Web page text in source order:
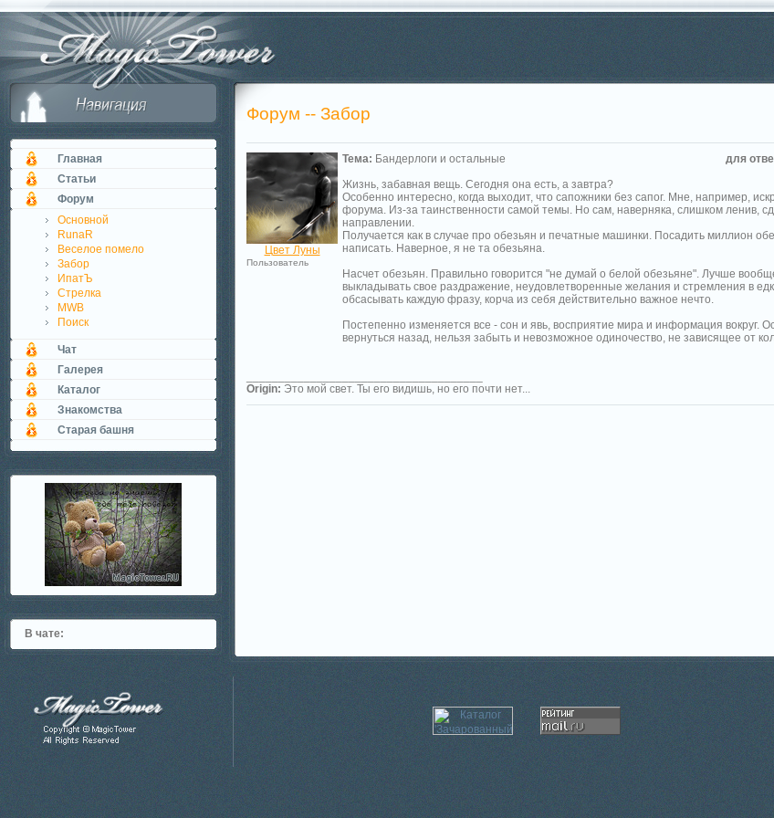
Главная
Статьи
Форум
Основной
RunaR
Веселое помело
Забор
ИпатЪ
Стрелка
MWB
Поиск
Чат
Галерея
Каталог
Знакомства
Старая башня
В чате:
Форум -- Забор
Цвет Луны
Пользователь
Тема: Бандерлоги и остальные
для
Жизнь, забавная вещь. Сегодня она есть, а завтра?
Особенно интересно, когда выходит, что сапожники без сапог. Мне, например,
форума. Из-за таинственности самой темы. Но сам, наверняка, слишком ленив,
направлении.
Получается как в случае про обезьян и печатные машинки. Посадить миллион
написать. Наверное, я не та обезьяна.
Насчет обезьян. Правильно говорится "не думай о белой обезьяне". Лучше
выкладывать свое раздражение, неудовлетворенные желания и стремления в
обсасывать каждую фразу, корча из себя действительно важное нечто.
Постепенно изменяется все - сон и явь, восприятие мира и информация вокруг.
вернуться назад, нельзя забыть и невозможное одиночество, не зависящее от
Origin: Это мой свет. Ты его видишь, но его почти нет...